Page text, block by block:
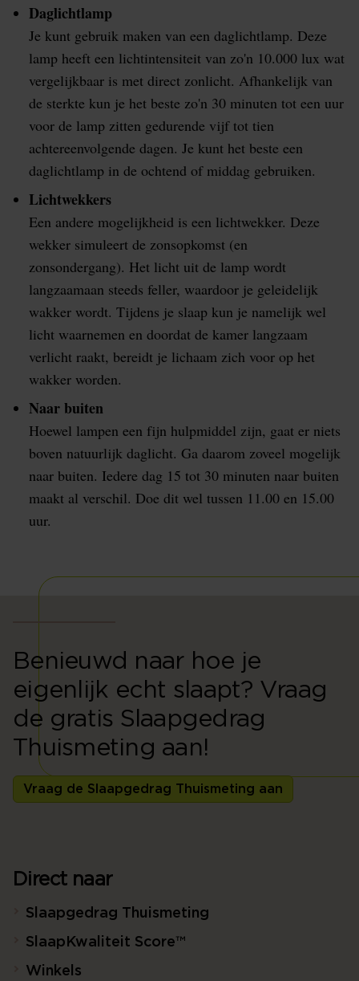
Daglichtlamp
Je kunt gebruik maken van een daglichtlamp. Deze
lamp heeft een lichtintensiteit van zo'n 10.000 lux wat
vergelijkbaar is met direct zonlicht. Afhankelijk van
de sterkte kun je het beste zo'n 30 minuten tot een uur
voor de lamp zitten gedurende vijf tot tien
achtereenvolgende dagen. Je kunt het beste een
daglichtlamp in de ochtend of middag gebruiken.
Lichtwekkers
Een andere mogelijkheid is een lichtwekker. Deze
wekker simuleert de zonsopkomst (en
zonsondergang). Het licht uit de lamp wordt
langzaamaan steeds feller, waardoor je geleidelijk
wakker wordt. Tijdens je slaap kun je namelijk wel
licht waarnemen en doordat de kamer langzaam
verlicht raakt, bereidt je lichaam zich voor op het
wakker worden.
Naar buiten
Hoewel lampen een fijn hulpmiddel zijn, gaat er niets
boven natuurlijk daglicht. Ga daarom zoveel mogelijk
naar buiten. Iedere dag 15 tot 30 minuten naar buiten
maakt al verschil. Doe dit wel tussen 11.00 en 15.00
uur.
Benieuwd naar hoe je
eigenlijk echt slaapt? Vraag
de gratis Slaapgedrag
Thuismeting aan!
Vraag de Slaapgedrag Thuismeting aan
Direct naar
Slaapgedrag Thuismeting
SlaapKwaliteit Score™
Winkels